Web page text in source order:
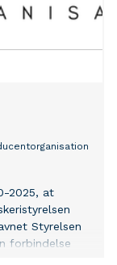
2025, at
Styrelsen
forbindelse